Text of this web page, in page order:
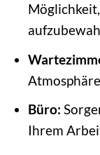
Büro:
Ihrem